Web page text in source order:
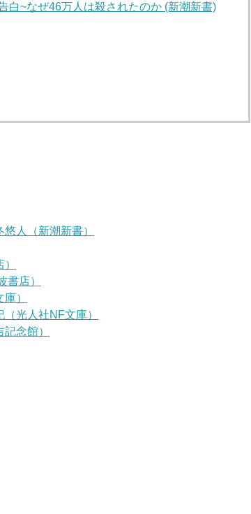
白~なぜ46万人は殺されたのか (新潮新書)
人（新潮新書）
書店）
）
光人社NF文庫）
念館）